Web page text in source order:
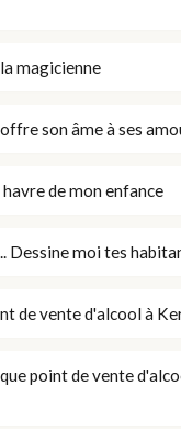
magicienne
son âme à ses
de mon enfance
Dessine moi tes
de vente d'alcool à
point de vente